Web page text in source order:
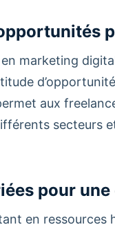
marketing
aux
secteurs
pour
en